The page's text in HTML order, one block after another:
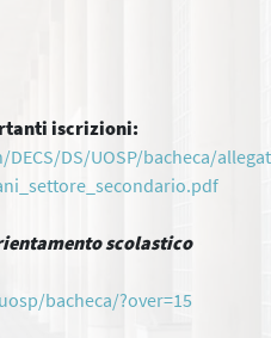
iscrizioni:
DS/UOSP/bacheca/
scolastico
bacheca/?over=15